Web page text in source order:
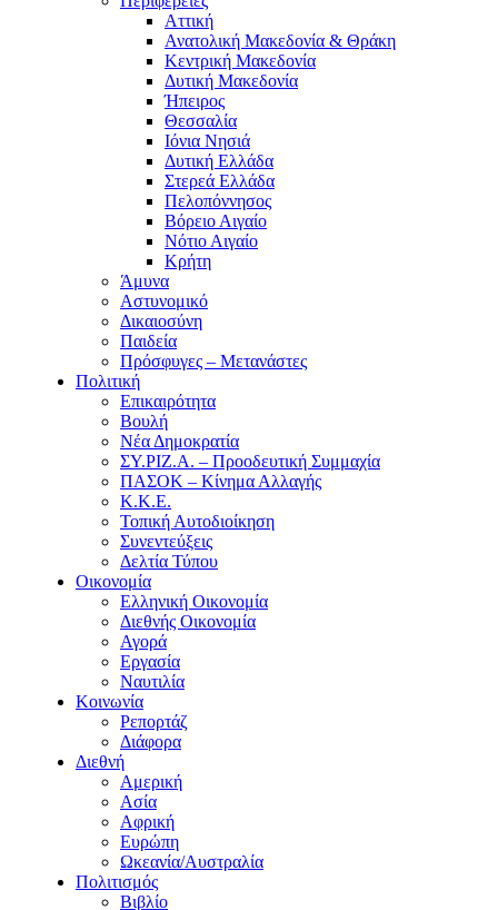
Αττική
Ανατολική Μακεδονία & Θράκη
Κεντρική Μακεδονία
Δυτική Μακεδονία
Ήπειρος
Θεσσαλία
Ιόνια Νησιά
Δυτική Ελλάδα
Στερεά Ελλάδα
Πελοπόννησος
Βόρειο Αιγαίο
Νότιο Αιγαίο
Κρήτη
Άμυνα
Αστυνομικό
Δικαιοσύνη
Παιδεία
Πρόσφυγες – Μετανάστες
Πολιτική
Επικαιρότητα
Βουλή
Νέα Δημοκρατία
ΣΥ.ΡΙΖ.Α. – Προοδευτική Συμμαχία
ΠΑΣΟΚ – Κίνημα Αλλαγής
Κ.Κ.Ε.
Τοπική Αυτοδιοίκηση
Συνεντεύξεις
Δελτία Τύπου
Οικονομία
Ελληνική Οικονομία
Διεθνής Οικονομία
Αγορά
Εργασία
Ναυτιλία
Κοινωνία
Ρεπορτάζ
Διάφορα
Διεθνή
Αμερική
Ασία
Αφρική
Ευρώπη
Ωκεανία/Αυστραλία
Πολιτισμός
Βιβλίο